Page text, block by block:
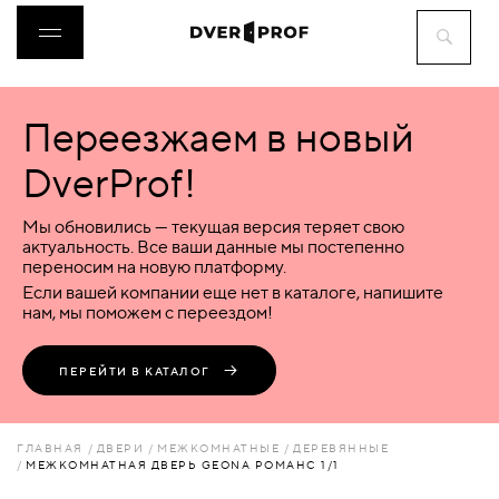
ДВЕРИ
ФУРНИТУРА
ВОРОТА
ПЕРЕГОРОДКИ
Переезжаем в новый
DverProf!
Мы обновились — текущая версия теряет свою
актуальность. Все ваши данные мы постепенно
переносим на новую платформу.
Если вашей компании еще нет в каталоге, напишите
нам, мы поможем с переездом!
ПЕРЕЙТИ В КАТАЛОГ
ГЛАВНАЯ ДВЕРИ МЕЖКОМНАТНЫЕ
ДЕРЕВЯННЫЕ
МЕЖКОМНАТНАЯ ДВЕРЬ GEONA РОМАНС 1/1